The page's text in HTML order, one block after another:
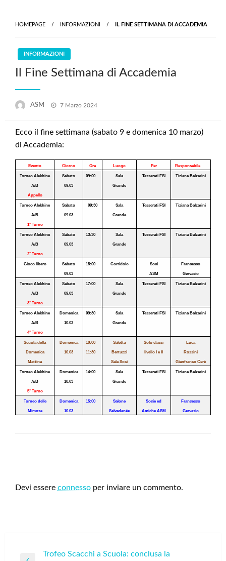
HOMEPAGE INFORMAZIONI IL FINE SETTIMANA DI ACCADEMIA
INFORMAZIONI
Il Fine Settimana di Accademia
ASM
Posted
7 Marzo 2024
Ecco il fine settimana (sabato 9 e domenica 10 marzo)
di Accademia:
Evento Giorno Ora Luogo Per Responsabile
Torneo Alekhine
A/B
Appello
Sabato
09.03
09:00 Sala
Grande
Tesserati FSI Tiziana Balzarini
Torneo Alekhine
A/B
1° Turno
Sabato
09.03
09:30 Sala
Grande
Tesserati FSI Tiziana Balzarini
Torneo Alekhine
A/B
2° Turno
Sabato
09.03
13:30 Sala
Grande
Tesserati FSI Tiziana Balzarini
Gioco libero Sabato
09.03
15:00 Corridoio Soci
ASM
Francesco
Gervasio
Torneo Alekhine
A/B
3° Turno
Sabato
09.03
17:00 Sala
Grande
Tesserati FSI Tiziana Balzarini
Torneo Alekhine
A/B
4° Turno
Domenica
10.03
09:30 Sala
Grande
Tesserati FSI Tiziana Balzarini
Scuola della
Domenica
Mattina
Domenica
10.03
10:00
11:30
Saletta
Bertuzzi
Sala Soci
Solo classi
livello I e II
Luca
Rossini
Gianfranco Cerè
Torneo Alekhine
A/B
5° Turno
Domenica
10.03
14:00 Sala
Grande
Tesserati FSI Tiziana Balzarini
Torneo delle
Mimose
Domenica
10.03
15:00 Salone
Salvadanée
Socie ed
Amiche ASM
Francesco
Gervasio
Devi essere connesso per inviare un commento.
Navigazione
Trofeo Scacchi a Scuola: conclusa la